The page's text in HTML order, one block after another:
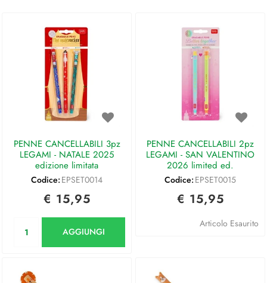
PENNE CANCELLABILI 3pz
LEGAMI - NATALE 2025
edizione limitata
Codice: EPSET0014
€ 15,95
AGGIUNGI
PENNE CANCELLABILI 2pz
LEGAMI - SAN VALENTINO
2026 limited ed.
Codice: EPSET0015
€ 15,95
Articolo Esaurito